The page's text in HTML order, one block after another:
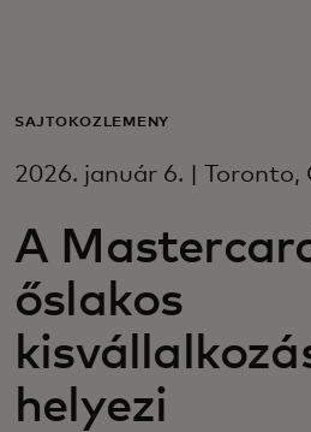
Vállalkozásoknak
Innovátoroknak
Hírek és trendek
SAJTÓKÖZLEMÉNY
2026. január 6. | Toronto,
A
őslakos
helyezi